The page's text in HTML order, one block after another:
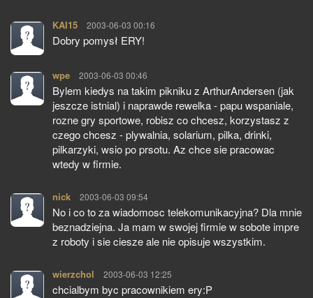
KAI15 pisze:
2003-06-03 00:16
Dobry pomysł ERY!
wpe pisze:
2003-06-03 00:46
Bylem kiedys na takim pikniku z ArthurAndersen (jak
jeszcze istnial) i naprawde rewelka - papu wspaniale,
rozne gry sportowe, robisz co chcesz, korzystasz z
czego chcesz - plywalnia, solarium, pilka, drinki,
pilkarzyki, wsio po prsotu. Az chce sie pracowac
wtedy w firmie.
nick pisze:
2003-06-03 09:54
No i co to za wiadomosc telekomunikacyjna? Dla mnie
beznadziejna. Ja mam w swojej firmie w sobote impre
z roboty i sie ciesze ale nie opisuje wszystkim.
wierzchol pisze:
2003-06-03 12:25
chcialbym byc pracownikiem ery:P